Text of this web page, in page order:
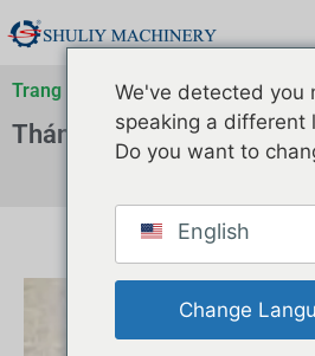
Trang chủ »Lưu trữ cho»Lưu trữ
Thán 1 2020
We've detected you
speaking a different
Do you want to
English
Change